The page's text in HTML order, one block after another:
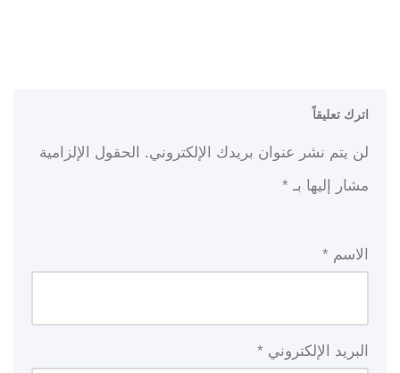
اترك تعليقاً
لن يتم نشر عنوان بريدك الإلكتروني.
الحقول الإلزامية
مشار إليها بـ *
الاسم *
البريد الإلكتروني *